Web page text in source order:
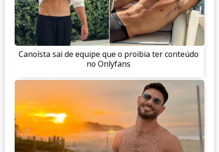
Canoísta sai de equipe que o proibia ter conteúdo
no Onlyfans